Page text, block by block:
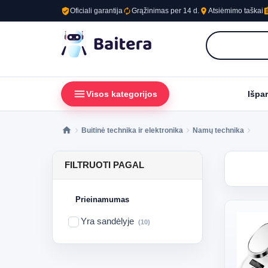
verified_userOficiali garantijaautorenewGrąžinimas per 14 d. place Atsiėmimo taškai
menuVisos kategorijos
Buitinė technika ir elektronika Namų technika
FILTRUOTI PAGAL
Prieinamumas
Yra sandėlyje (10)